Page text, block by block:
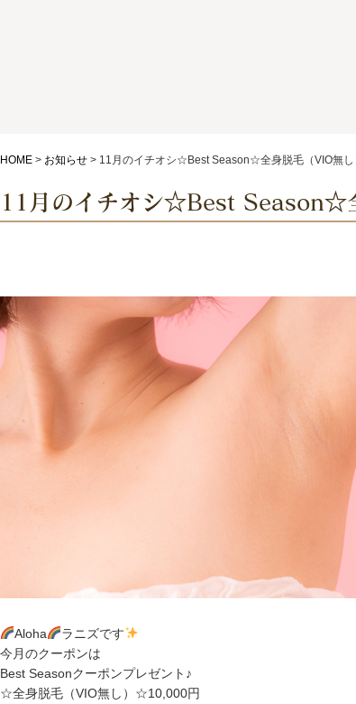
HOME > お知らせ > 11月のイチオシ☆Best Season☆全身脱毛（VIO無し
11月のイチオシ☆Best Season☆
Aloha
ラニズです
今月のクーポンは
Best Seasonクーポンプレゼント♪
☆全身脱毛（VIO無し）☆10,000円